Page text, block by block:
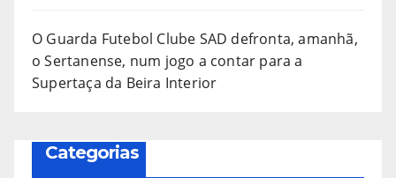
O Guarda Futebol Clube SAD defronta, amanhã,
o Sertanense, num jogo a contar para a
Supertaça da Beira Interior
Categorias